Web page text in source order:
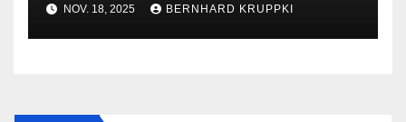
NOV. 18, 2025 BERNHARD KRUPPKI